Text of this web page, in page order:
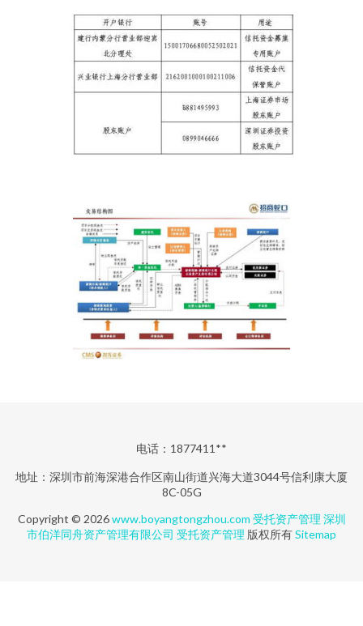
电话：1877411**
地址：深圳市前海深港合作区南山街道兴海大道3044号信利康大厦
8C-05G
Copyright © 2026www.boyangtongzhou.com 受托资产管理 深圳
市伯洋同舟资产管理有限公司 受托资产管理 版权所有Sitemap